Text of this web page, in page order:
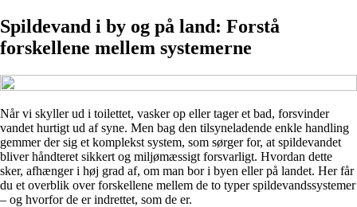
Spildevand i by og på land: Forstå
forskellene mellem systemerne
Når vi skyller ud i toilettet, vasker op eller tager et bad, forsvinder
vandet hurtigt ud af syne. Men bag den tilsyneladende enkle handling
gemmer der sig et komplekst system, som sørger for, at spildevandet
bliver håndteret sikkert og miljømæssigt forsvarligt. Hvordan dette
sker, afhænger i høj grad af, om man bor i byen eller på landet. Her får
du et overblik over forskellene mellem de to typer spildevandssystemer
– og hvorfor de er indrettet, som de er.